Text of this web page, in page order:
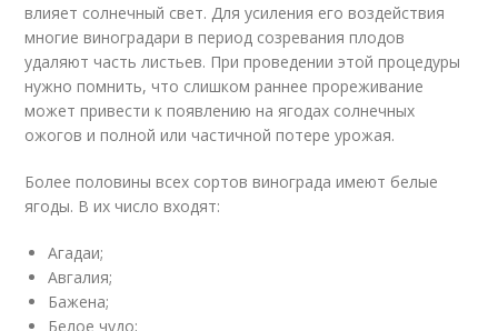
влияет солнечный свет. Для усиления его воздействия
многие виноградари в период созревания плодов
удаляют часть листьев. При проведении этой процедуры
нужно помнить, что слишком раннее прореживание
может привести к появлению на ягодах солнечных
ожогов и полной или частичной потере урожая.
Более половины всех сортов винограда имеют белые
ягоды. В их число входят:
Агадаи;
Авгалия;
Бажена;
Белое чудо;